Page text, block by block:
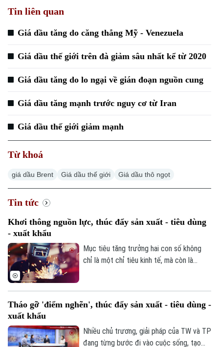
Tin liên quan
Giá dầu tăng do căng thẳng Mỹ - Venezuela
Giá dầu thế giới trên đà giảm sâu nhất kể từ 2020
Giá dầu tăng do lo ngại về gián đoạn nguồn cung
Giá dầu tăng mạnh trước nguy cơ từ Iran
Giá dầu thế giới giảm mạnh
Từ khoá
giá dầu Brent Giá dầu thế giới Giá dầu thô ngọt
Tin tức
Khơi thông nguồn lực, thúc đẩy sản xuất - tiêu dùng
- xuất khẩu
Mục tiêu tăng trưởng hai con số không
chỉ là một chỉ tiêu kinh tế, mà còn là
hóa mục tiêu đó, Hà Nội cần tiếp tục khơi
đầu tư, đồng hành cùng doanh nghiệp và
phát huy đồng bộ ba động lực tăng
Tháo gỡ 'điểm nghẽn', thúc đẩy sản xuất - tiêu dùng -
xuất khẩu
Nhiều chủ trương, giải pháp của TW và TP
đang từng bước đi vào cuộc sống, tạo